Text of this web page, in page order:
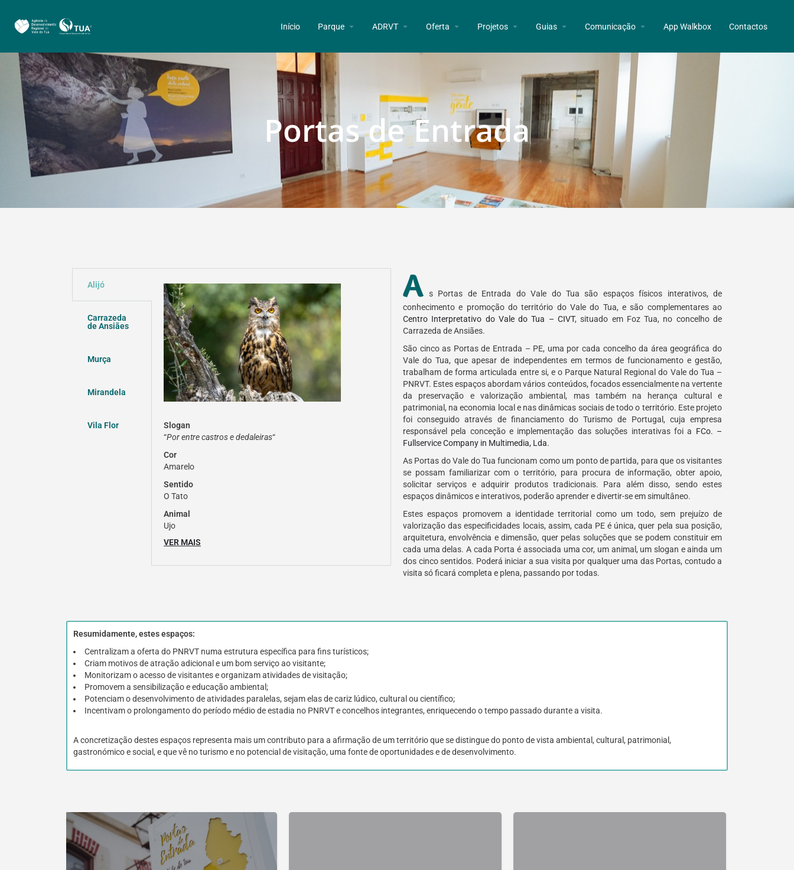
Início Parque ADRVT Oferta Projetos Guias Comunicação App Walkbox Contactos
Portas de Entrada
Alijó
Carrazeda
de Ansiães
Murça
Mirandela
Vila Flor
Slogan
“Por entre castros e dedaleiras“
Cor
Amarelo
Sentido
O Tato
Animal
Ujo
VER MAIS
A
s Portas de Entrada do Vale do Tua são espaços físicos interativos, de
conhecimento e promoção do território do Vale do Tua, e são complementares ao
Centro Interpretativo do Vale do Tua – CIVT, situado em Foz Tua, no concelho de
Carrazeda de Ansiães.
São cinco as Portas de Entrada – PE, uma por cada concelho da área geográfica do
Vale do Tua, que apesar de independentes em termos de funcionamento e gestão,
trabalham de forma articulada entre si, e o Parque Natural Regional do Vale do Tua –
PNRVT. Estes espaços abordam vários conteúdos, focados essencialmente na vertente
da preservação e valorização ambiental, mas também na herança cultural e
patrimonial, na economia local e nas dinâmicas sociais de todo o território. Este projeto
foi conseguido através de financiamento do Turismo de Portugal, cuja empresa
responsável pela conceção e implementação das soluções interativas foi a FCo. –
Fullservice Company in Multimedia, Lda.
As Portas do Vale do Tua funcionam como um ponto de partida, para que os visitantes
se possam familiarizar com o território, para procura de informação, obter apoio,
solicitar serviços e adquirir produtos tradicionais. Para além disso, sendo estes
espaços dinâmicos e interativos, poderão aprender e divertir-se em simultâneo.
Estes espaços promovem a identidade territorial como um todo, sem prejuízo de
valorização das especificidades locais, assim, cada PE é única, quer pela sua posição,
arquitetura, envolvência e dimensão, quer pelas soluções que se podem constituir em
cada uma delas. A cada Porta é associada uma cor, um animal, um slogan e ainda um
dos cinco sentidos. Poderá iniciar a sua visita por qualquer uma das Portas, contudo a
visita só ficará completa e plena, passando por todas.
Resumidamente, estes espaços:
Centralizam a oferta do PNRVT numa estrutura específica para fins turísticos;
Criam motivos de atração adicional e um bom serviço ao visitante;
Monitorizam o acesso de visitantes e organizam atividades de visitação;
Promovem a sensibilização e educação ambiental;
Potenciam o desenvolvimento de atividades paralelas, sejam elas de cariz lúdico, cultural ou científico;
Incentivam o prolongamento do período médio de estadia no PNRVT e concelhos integrantes, enriquecendo o tempo passado durante a visita.
A concretização destes espaços representa mais um contributo para a afirmação de um território que se distingue do ponto de vista ambiental, cultural, patrimonial,
gastronómico e social, e que vê no turismo e no potencial de visitação, uma fonte de oportunidades e de desenvolvimento.